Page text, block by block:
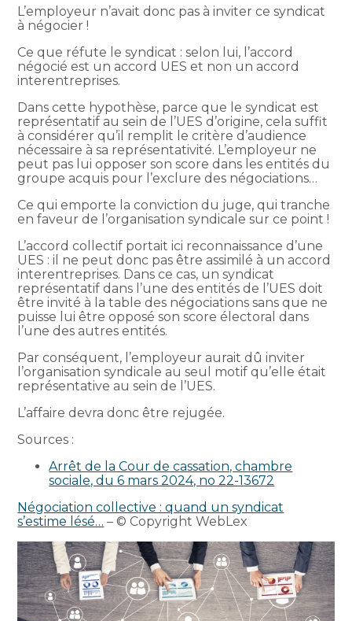
L’employeur n’avait donc pas à inviter ce syndicat
à négocier !
Ce que réfute le syndicat : selon lui, l’accord
négocié est un accord UES et non un accord
interentreprises.
Dans cette hypothèse, parce que le syndicat est
représentatif au sein de l’UES d’origine, cela suffit
à considérer qu’il remplit le critère d’audience
nécessaire à sa représentativité. L’employeur ne
peut pas lui opposer son score dans les entités du
groupe acquis pour l’exclure des négociations…
Ce qui emporte la conviction du juge, qui tranche
en faveur de l’organisation syndicale sur ce point !
L’accord collectif portait ici reconnaissance d’une
UES : il ne peut donc pas être assimilé à un accord
interentreprises. Dans ce cas, un syndicat
représentatif dans l’une des entités de l’UES doit
être invité à la table des négociations sans que ne
puisse lui être opposé son score électoral dans
l’une des autres entités.
Par conséquent, l’employeur aurait dû inviter
l’organisation syndicale au seul motif qu’elle était
représentative au sein de l’UES.
L’affaire devra donc être rejugée.
Sources :
Arrêt de la Cour de cassation, chambre
sociale, du 6 mars 2024, no 22-13672
Négociation collective : quand un syndicat
s’estime lésé… – © Copyright WebLex